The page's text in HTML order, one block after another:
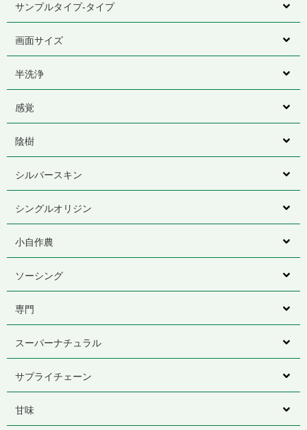
サンプルタイプ-タイプ
画面サイズ
半洗浄
感覚
陰樹
シルバースキン
シングルオリジン
小自作農
ソーシング
専門
スーパーナチュラル
サプライチェーン
甘味